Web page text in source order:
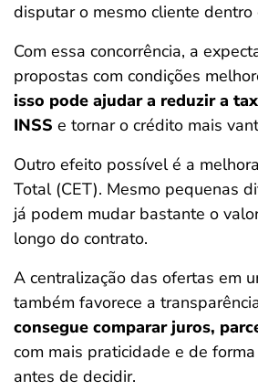
disputar o mesmo cliente dentro
Com essa concorrência, a
propostas com condições
isso pode ajudar a reduzir a
INSS e tornar o crédito mais
Outro efeito possível é a
Total (CET). Mesmo pequenas
já podem mudar bastante o
longo do contrato.
A centralização das ofertas em
também favorece a
consegue comparar juros,
com mais praticidade e de
antes de decidir.